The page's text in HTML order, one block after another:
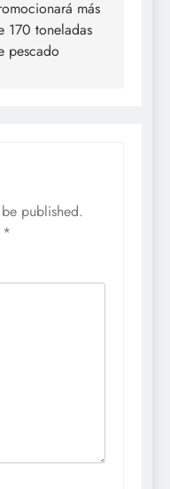
más
170 toneladas
pescado
published.
*